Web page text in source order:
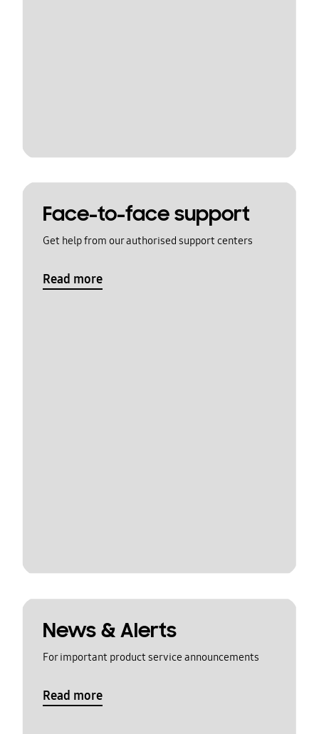
Face-to-face support
Get help from our authorised support centers
Read more
News & Alerts
For important product service announcements
Read more